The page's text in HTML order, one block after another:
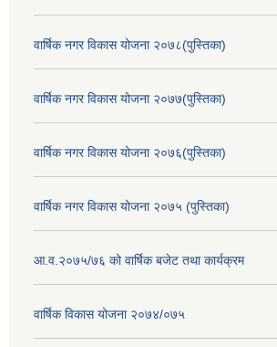
वार्षिक नगर विकास योजना २०७८(पुस्तिका)
वार्षिक नगर विकास योजना २०७७(पुस्तिका)
वार्षिक नगर विकास योजना २०७६(पुस्तिका)
वार्षिक नगर विकास योजना २०७५ (पुस्तिका)
आ.व.२०७५/७६ को वार्षिक बजेट तथा कार्यक्रम
वार्षिक विकास योजना २०७४/०७५